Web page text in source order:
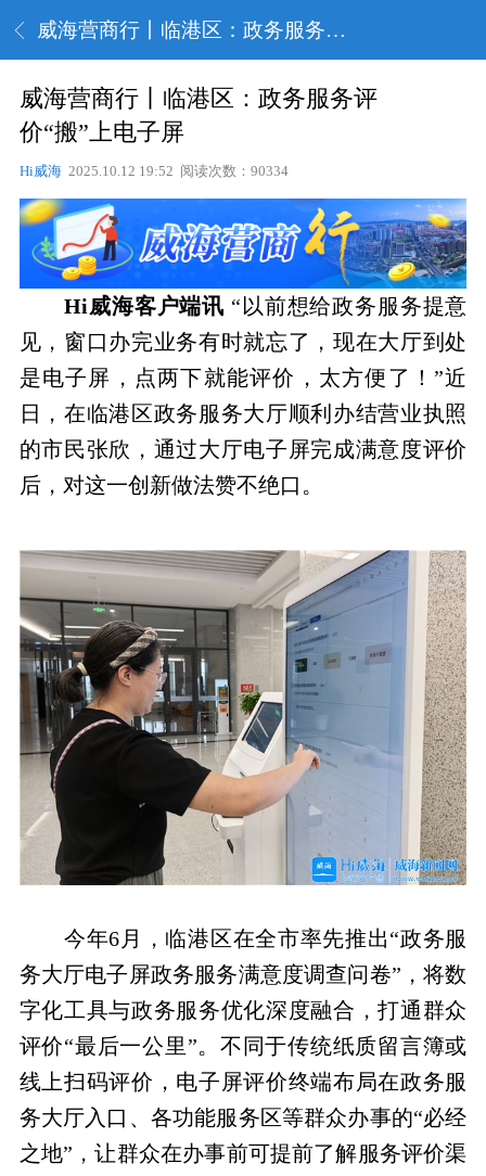
威海营商行丨临港区：政务服务评价“搬”上电子屏
威海营商行丨临港区：政务服务评
价“搬”上电子屏
Hi威海2025.10.12 19:52 阅读次数：90334
Hi威海客户端讯 “以前想给政务服务提意
见，窗口办完业务有时就忘了，现在大厅到处
是电子屏，点两下就能评价，太方便了！”近
日，在临港区政务服务大厅顺利办结营业执照
的市民张欣，通过大厅电子屏完成满意度评价
后，对这一创新做法赞不绝口。
今年6月，临港区在全市率先推出“政务服
务大厅电子屏政务服务满意度调查问卷”，将数
字化工具与政务服务优化深度融合，打通群众
评价“最后一公里”。不同于传统纸质留言簿或
线上扫码评价，电子屏评价终端布局在政务服
务大厅入口、各功能服务区等群众办事的“必经
之地”，让群众在办事前可提前了解服务评价渠